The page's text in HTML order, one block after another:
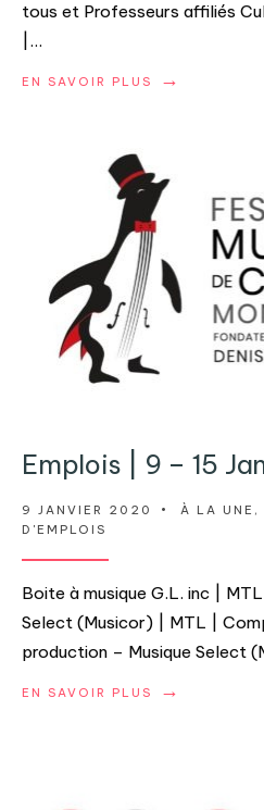
tous et Professeurs affiliés
...
EN SAVOIR PLUS →
Emplois | 9 – 15
9 JANVIER 2020 • À LA UNE ,
D'EMPLOIS
Boite à musique G.L. inc |
Select (Musicor) | MTL |
production – Musique Select
EN SAVOIR PLUS →